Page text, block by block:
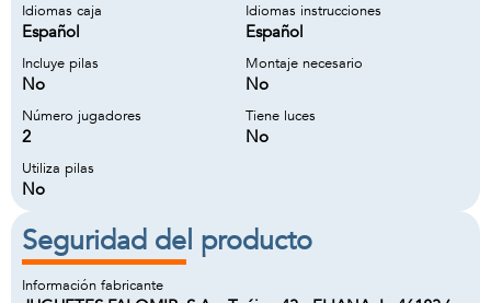
Idiomas caja
Español
Idiomas instrucciones
Español
Incluye pilas
No
Montaje necesario
No
Número jugadores
2
Tiene luces
No
Utiliza pilas
No
Seguridad del producto
Información fabricante